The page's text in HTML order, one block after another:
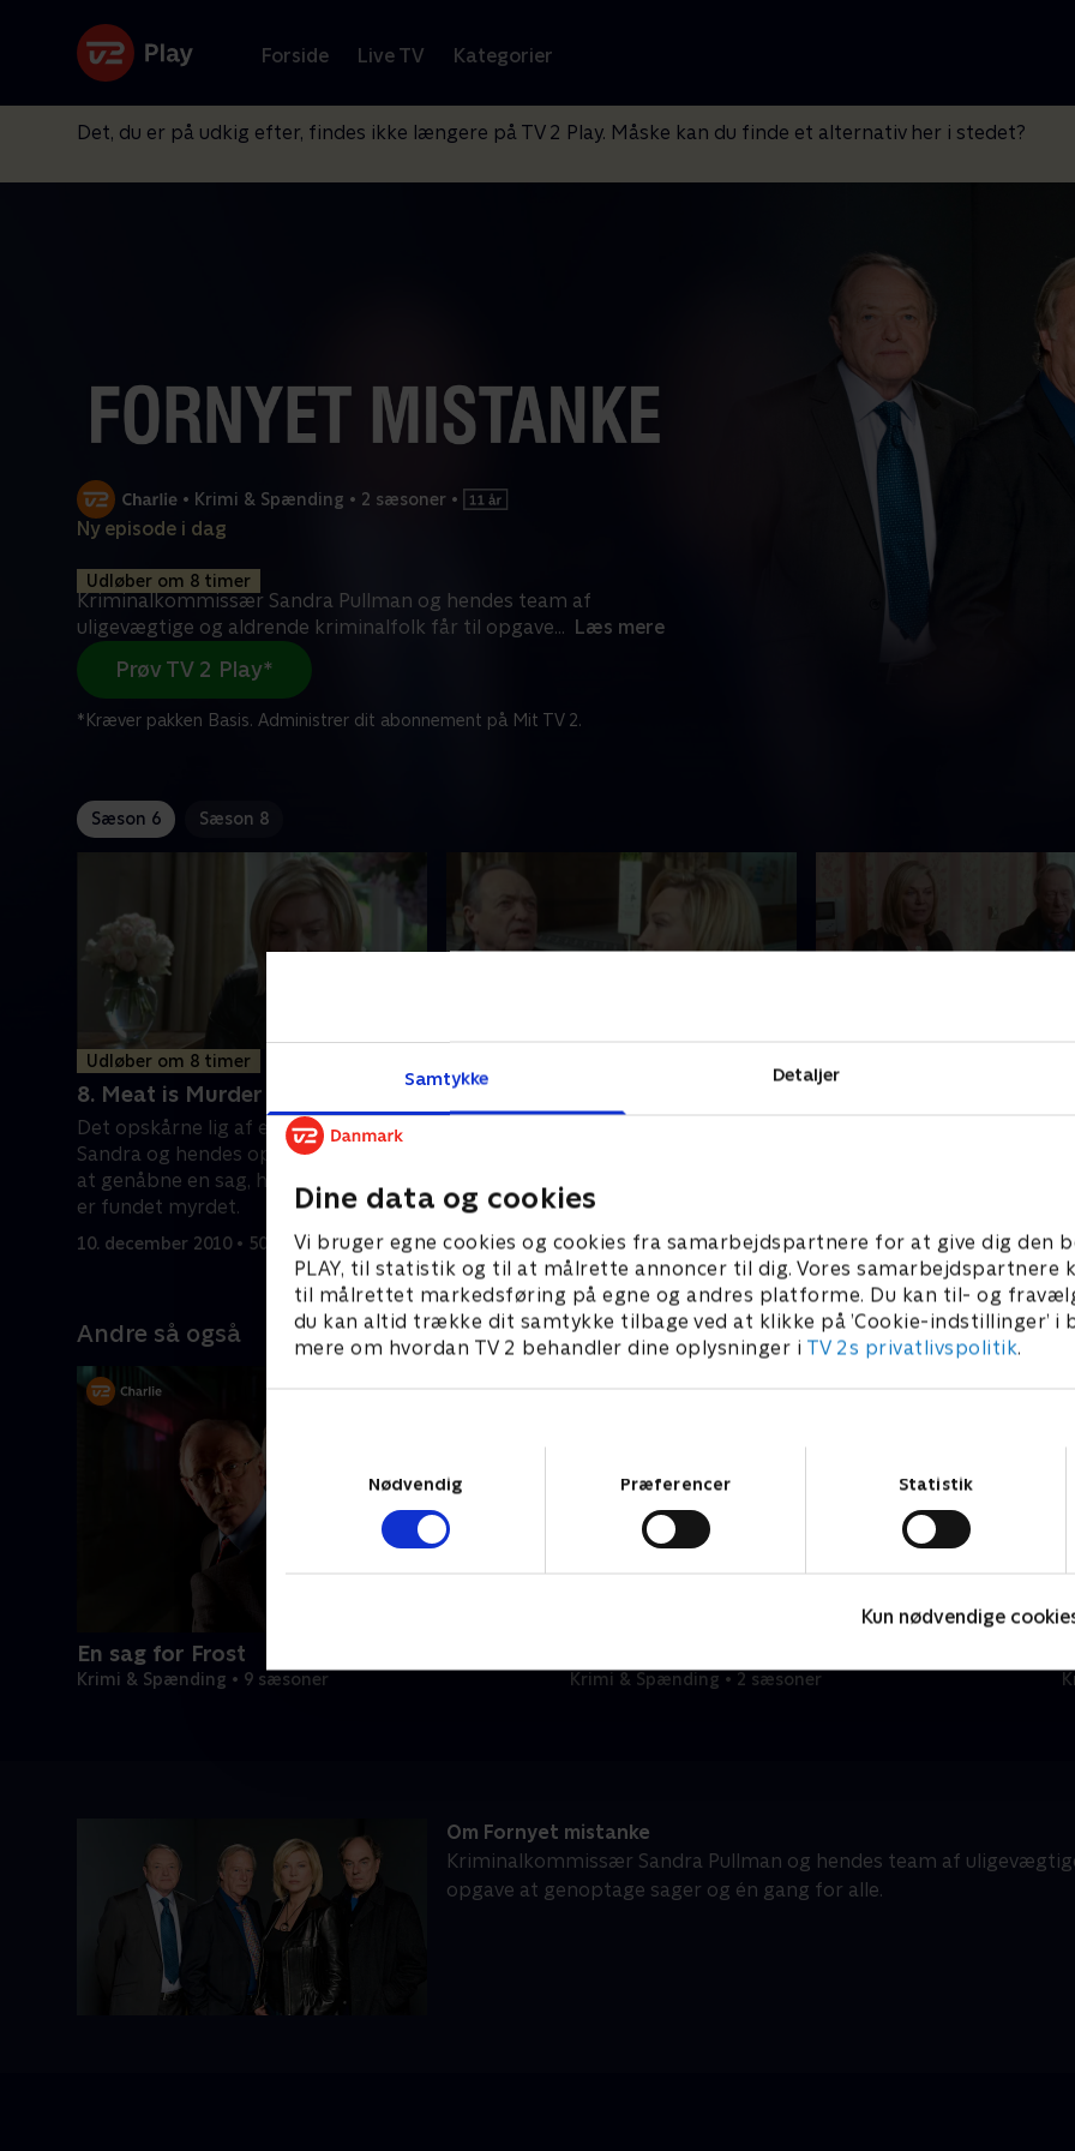
Samtykke Detaljer
Dine data og cookies
Vi bruger egne cookies og cookies fra samarbejdspartnere for at give dig den
PLAY, til statistik og til at målrette annoncer til dig. Vores samarbejdspartnere
til målrettet markedsføring på egne og andres platforme. Du kan til- og
du kan altid trække dit samtykke tilbage ved at klikke på ’Cookie-indstillinger’ i
mere om hvordan TV 2 behandler dine oplysninger i TV 2s privatlivspolitik.
Nødvendig
Præferencer Statistik
Kun nødvendige
Forside Live TV Kategorier
Det, du er på udkig efter, findes ikke længere på TV 2 Play. Måske kan du finde et alternativ her i stedet?
• Krimi & Spænding • 2 sæsoner •
Ny episode i dag
Udløber om 8 timer
Kriminalkommissær Sandra Pullman og hendes team af
uligevægtige og aldrende kriminalfolk får til opgave... Læs mere
Prøv TV 2 Play*
*Kræver pakken Basis. Administrer dit abonnement på Mit TV 2.
Sæson 6 Sæson 8
Udløber om 8 timer
8. Meat is Murder
Det opskårne lig af en slagter leder
Sandra og hendes opdager-team til
at genåbne en sag, hvor også en læge
er fundet myrdet.
10. december 2010 • 50 min
1. Old Fossils
at få buret de skyldige inde.
17. august 2012 • 52 min
2. End Of The Line
Andre så også
En sag for Frost
Krimi & Spænding • 9 sæsoner Krimi & Spænding • 2 sæsoner
Om Fornyet mistanke
Kriminalkommissær Sandra Pullman og hendes team af
opgave at genoptage sager og én gang for alle.